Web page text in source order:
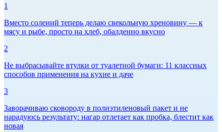
1
Вместо солений теперь делаю свекольную хреновину — к
мясу и рыбе, просто на хлеб, обалденно вкусно
2
Не выбрасывайте втулки от туалетной бумаги: 11 классных
способов применения на кухне и даче
3
Заворачиваю сковороду в полиэтиленовый пакет и не
нарадуюсь результату: нагар отлетает как пробка, блестит как
новая